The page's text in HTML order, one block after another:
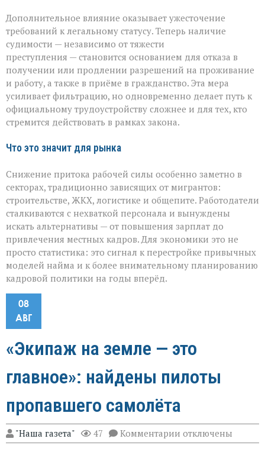
Дополнительное влияние оказывает ужесточение
требований к легальному статусу. Теперь наличие
судимости — независимо от тяжести
преступления — становится основанием для отказа в
получении или продлении разрешений на проживание
и работу, а также в приёме в гражданство. Эта мера
усиливает фильтрацию, но одновременно делает путь к
официальному трудоустройству сложнее и для тех, кто
стремится действовать в рамках закона.
Что это значит для рынка
Снижение притока рабочей силы особенно заметно в
секторах, традиционно зависящих от мигрантов:
строительстве, ЖКХ, логистике и общепите. Работодатели
сталкиваются с нехваткой персонала и вынуждены
искать альтернативы — от повышения зарплат до
привлечения местных кадров. Для экономики это не
просто статистика: это сигнал к перестройке привычных
моделей найма и к более внимательному планированию
кадровой политики на годы вперёд.
08
АВГ
«Экипаж на земле — это
главное»: найдены пилоты
пропавшего самолёта
"Наша газета" 47 Комментарии к
записи
отключены